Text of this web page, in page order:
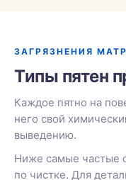
ЗАГРЯЗНЕНИЯ
Типы пятен
Каждое пятно на
него свой
выведению.
Ниже самые частые
по чистке. Для